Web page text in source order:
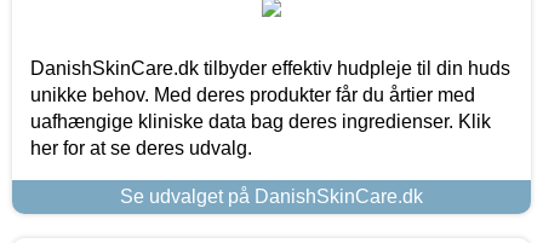
DanishSkinCare.dk tilbyder effektiv hudpleje til din huds
unikke behov. Med deres produkter får du årtier med
uafhængige kliniske data bag deres ingredienser. Klik
her for at se deres udvalg.
Se udvalget på DanishSkinCare.dk